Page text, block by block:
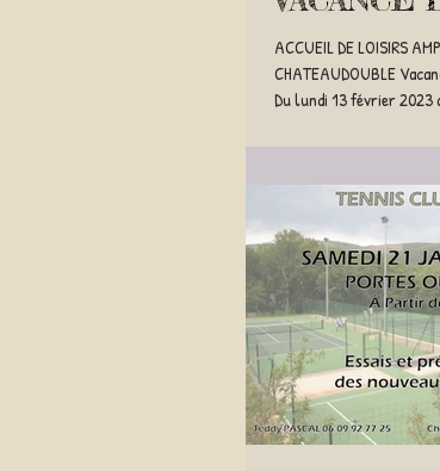
ACCUEIL DE LOISIRS
CHATEAUDOUBLE
Du lundi 13 février 2023